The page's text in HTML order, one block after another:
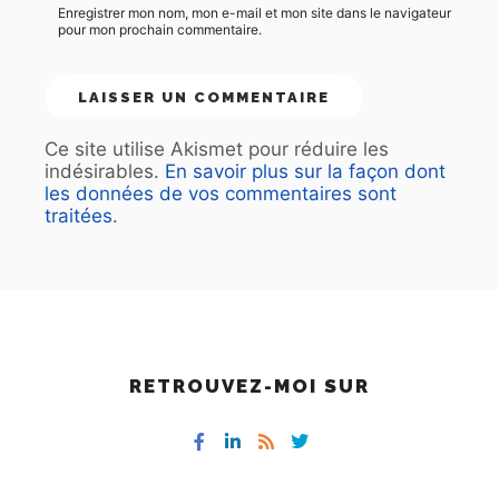
Enregistrer mon nom, mon e-mail et mon site dans le navigateur
pour mon prochain commentaire.
Ce site utilise Akismet pour réduire les
indésirables. En savoir plus sur la façon dont
les données de vos commentaires sont
traitées.
RETROUVEZ-MOI SUR